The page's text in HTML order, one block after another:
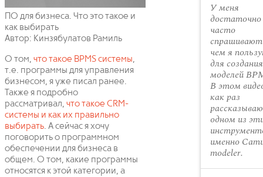
ПО для бизнеса. Что это такое и
как выбирать
Автор: Кинзябулатов Рамиль
О том, что такое BPMS системы,
т.е. программы для управления
бизнесом, я уже писал ранее.
Также я подробно
рассматривал, что такое CRM-
системы и как их правильно
выбирать. А сейчас я хочу
поговорить о программном
обеспечении для бизнеса в
общем. О том, какие программы
относятся к этой категории, а
У меня
достаточно
часто
чем я
для создания
моделей
В этом
как раз
одном из
именно
modeler.